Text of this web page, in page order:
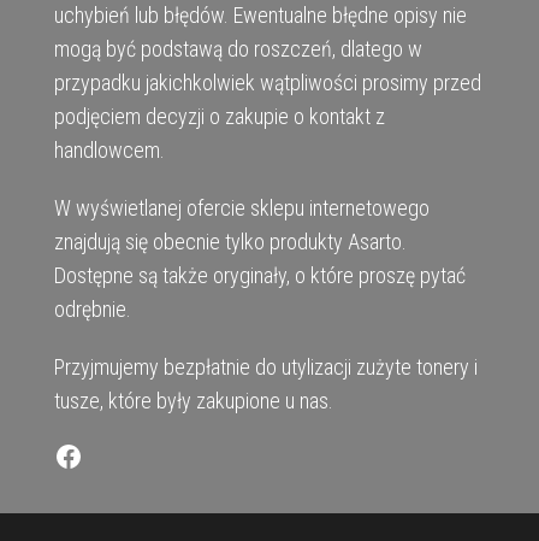
uchybień lub błędów. Ewentualne błędne opisy nie
mogą być podstawą do roszczeń, dlatego w
przypadku jakichkolwiek wątpliwości prosimy przed
podjęciem decyzji o zakupie o kontakt z
handlowcem.
W wyświetlanej ofercie sklepu internetowego
znajdują się obecnie tylko produkty Asarto.
Dostępne są także oryginały, o które proszę pytać
odrębnie.
Przyjmujemy bezpłatnie do utylizacji zużyte tonery i
tusze, które były zakupione u nas.
Facebook